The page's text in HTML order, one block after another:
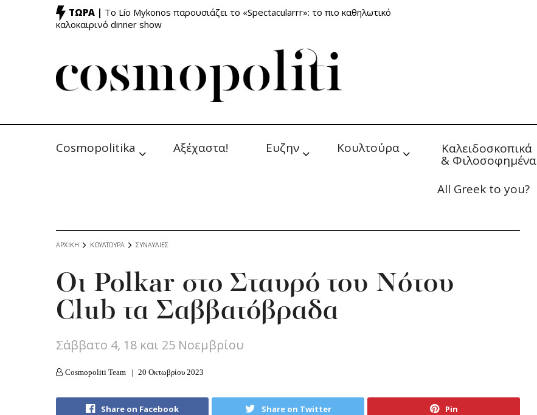
ΤΩΡΑ | Το Lío Mykonos παρουσιάζει το «Spectacularrr»: το πιο καθηλωτικό
καλοκαιρινό dinner show
Cosmopolitika Αξέχαστα! Ευζην Κουλτούρα Καλειδοσκοπικά
& Φιλοσοφημένα
All Greek to you?
ΑΡΧΙΚΗ ΚΟΥΛΤΟΥΡΑ ΣΥΝΑΥΛΙΕΣ
Οι Polkar στο Σταυρό του Νότου
Club τα Σαββατόβραδα
Σάββατο 4, 18 και 25 Νοεμβρίου
Cosmopoliti Team 20 Οκτωβρίου 2023
Share on Facebook Share on Twitter Pin